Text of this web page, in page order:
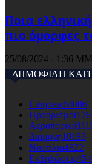
Ποια
πιο όμορφες
25/08/2024 - 1:36 ΜΜ
ΔΗΜΟΦΙΛΗ
Ειδησεις64006
Προορισμοι
Αεροπορικά
Διαμονη10183
Ναυτιλια4822
Εκδηλώσεις